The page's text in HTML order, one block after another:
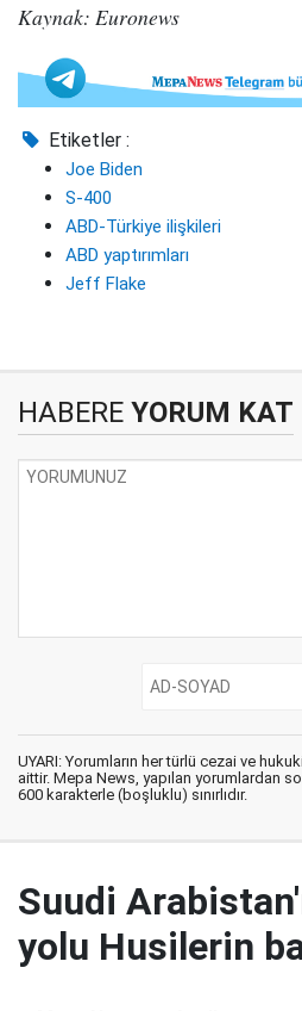
Kaynak: Euronews
Etiketler :
Joe Biden
S-400
ABD-Türkiye ilişkileri
ABD yaptırımları
Jeff Flake
HABERE YORUM KAT
UYARI: Yorumların her türlü cezai ve
aittir. Mepa News, yapılan yorumlardan
600 karakterle (boşluklu) sınırlıdır.
Suudi
yolu Husilerin